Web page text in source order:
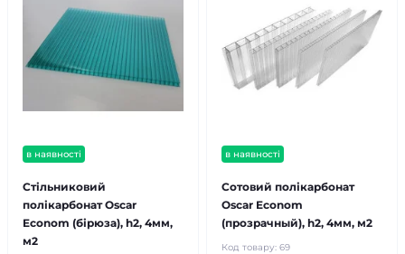
в наявності
Стільниковий
полікарбонат Oscar
Econom (бірюза), h2, 4мм,
м2
в наявності
Сотовий полікарбонат
Oscar Econom
(прозрачный), h2, 4мм, м2
Код товару: 69